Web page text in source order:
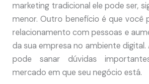
marketing tradicional ele pode ser,
menor. Outro benefício é que você
relacionamento com pessoas e
da sua empresa no ambiente digital.
pode sanar dúvidas
mercado em que seu negócio está.